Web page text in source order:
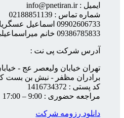
ایمیل : info@pnetiran.ir
شماره تماس : 02188851139
09902606733 اسماعیل عسگریان
09386785833 خانم میراسماعیلی
آدرس شرکت پی نت :
تهران خیابان ولیعصر عج -
برادران مظفر - نبش بن بست کیا – پلاک
کد پستی : 1416734372
مراجعه حضوری : 9:00 – 17:00
دانلود رزومه شرکت